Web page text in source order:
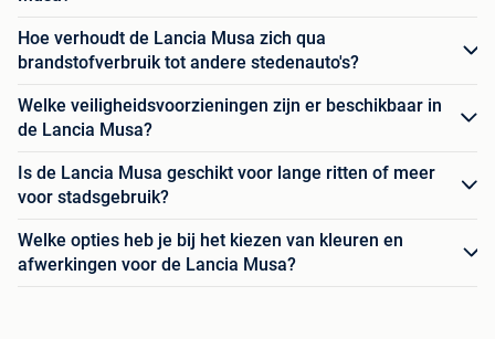
Hoe verhoudt de Lancia Musa zich qua
brandstofverbruik tot andere stedenauto's?
Welke veiligheidsvoorzieningen zijn er beschikbaar in
de Lancia Musa?
Is de Lancia Musa geschikt voor lange ritten of meer
voor stadsgebruik?
Welke opties heb je bij het kiezen van kleuren en
afwerkingen voor de Lancia Musa?